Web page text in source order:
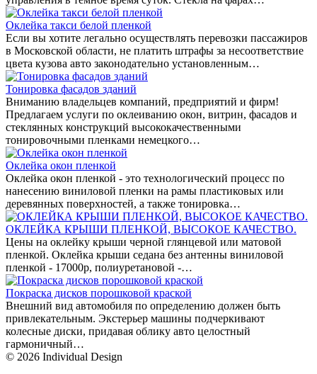
Оклейка такси белой пленкой
Если вы хотите легально осуществлять перевозки пассажиров
в Московской области, не платить штрафы за несоответствие
цвета кузова авто законодательно установленным…
Тонировка фасадов зданий
Вниманию владельцев компаний, предприятий и фирм!
Предлагаем услуги по оклеиванию окон, витрин, фасадов и
стеклянных конструкций высококачественными
тонировочными пленками немецкого…
Оклейка окон пленкой
Оклейка окон пленкой - это технологический процесс по
нанесению виниловой пленки на рамы пластиковых или
деревянных поверхностей, а также тонировка…
ОКЛЕЙКА КРЫШИ ПЛЕНКОЙ, ВЫСОКОЕ КАЧЕСТВО.
Цены на оклейку крыши черной глянцевой или матовой
пленкой. Оклейка крыши седана без антенны виниловой
пленкой - 17000р, полиуретановой -…
Покраска дисков порошковой краской
Внешний вид автомобиля по определению должен быть
привлекательным. Экстерьер машины подчеркивают
колесные диски, придавая облику авто целостный
гармоничный…
© 2026 Individual Design